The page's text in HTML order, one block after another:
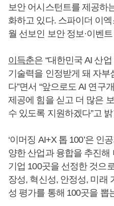
보안 어시스턴트를 제공하
화하고 있다. 스파이더 이
월 선보인 보안 정보·이벤
이득춘은 “대한민국 AI 산
기술력을 인정받게 돼 자부
다”면서 “앞으로도 AI 연구
제공에 힘을 싣고 더 많은
수 있도록 지원하겠다”고
‘이머징 AI+X 톱 100’은 인
양한 산업과 융합을 추진
기업 100곳을 선정한 것으
장성, 혁신성, 안정성, 미래
성 평가를 통해 100곳을 뽑